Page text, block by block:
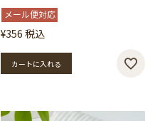
メール便対応
¥356 税込
カートに入れる